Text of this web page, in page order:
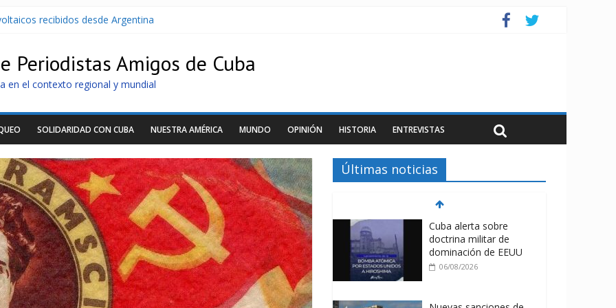
recibidos desde Argentina
Cuba apuntan a la cooperación militar con Rusia y China
para que no se venda la patria
Periodistas Amigos de Cuba
en el contexto regional y mundial
SOLIDARIDAD CON CUBA NUESTRA AMÉRICA MUNDO OPINIÓN HISTORIA ENTREVISTAS
Últimas noticias
Cuba alerta sobre
doctrina militar de
dominación de EEUU
06/08/2026